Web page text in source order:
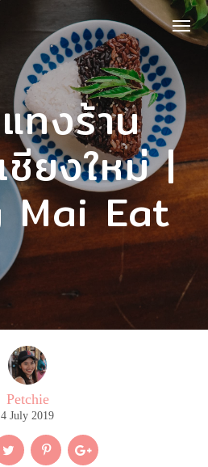
ทงร้าน
ชียงใหม่ |
Mai Eat
Petchie
4 July 2019